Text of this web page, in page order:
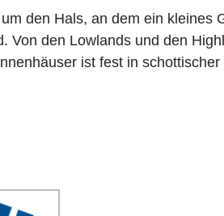
den Hals, an dem ein
Von den Lowlands und den
ist fest in